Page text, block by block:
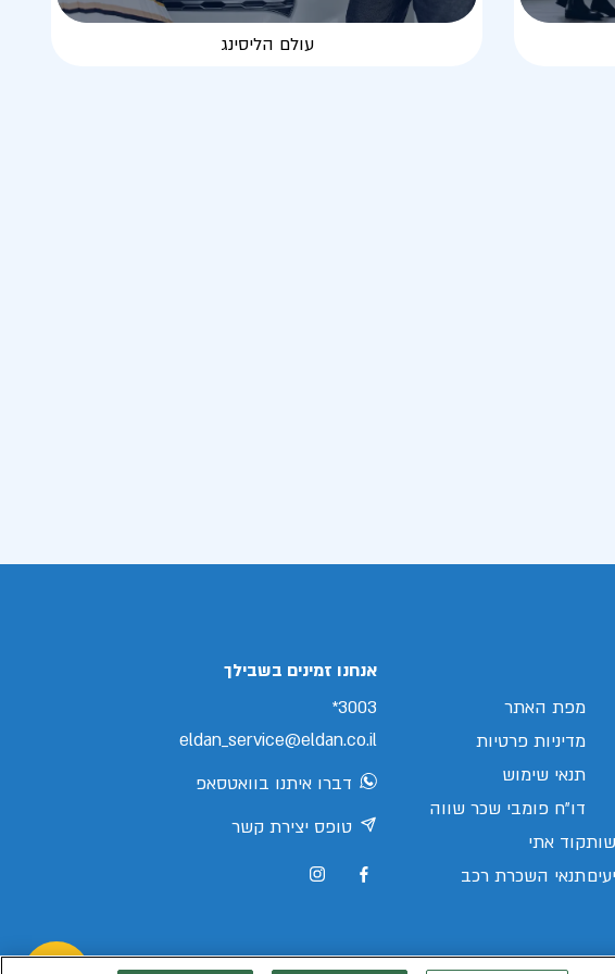
עולם הליסינג
מפת האתר
מדיניות פרטיות
תנאי שימוש
דו"ח פומבי שכר שווה
קוד אתי
תנאי השכרת רכב
אנחנו זמינים בשבילך
3003*
eldan_service@eldan.co.il
דברו איתנו בוואטסאפ
טופס יצירת קשר